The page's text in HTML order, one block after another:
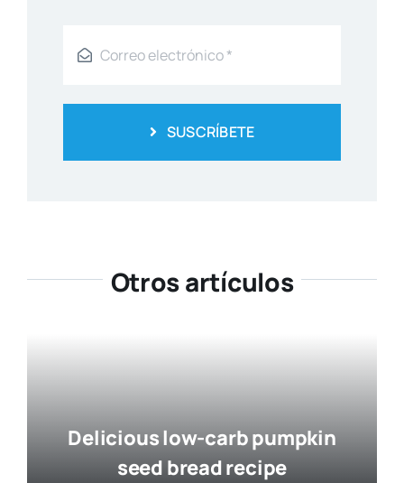
SUSCRÍBETE
Otros artículos
Delicious low-carb pumpkin
seed bread recipe